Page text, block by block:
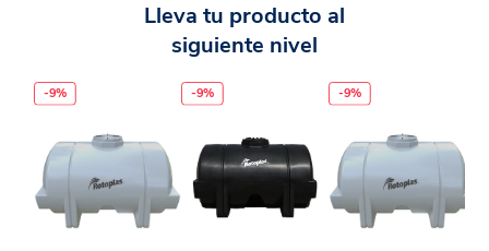
Lleva tu producto al
siguiente nivel
-9% -9% -9%